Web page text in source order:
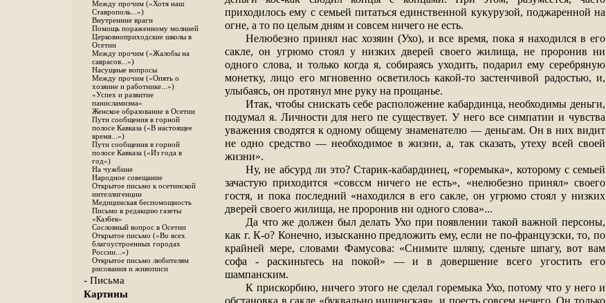
Между прочим («Хотя наш
Ставрополь...»)
Внутренние враги
Помощь пораженному молнией
Церковноприходские школы в
Осетии
Между прочим («Жалобы на
саврасов...»)
Насущные вопросы
Между прочим («Опять о
хозяине и работнике...»)
«Успех и развитие
панисламизма»
Женское образование в Осетии
Пути сообщения в горной
полосе Кавказа («В настоящее
время...»)
Пути сообщения в горной
полосе Кавказа («Из года в
год»)
На чужбине
Народное совещание
Открытое письмо к осетинской
интеллигенции
Медицинская беспомощность
Письмо в редакцию газеты
«Каз6ек»
Сословный вопрос в Осетии
Открытое письмо («Во всех
благоустроенных городах
России...»)
Открытое письмо любителям
рисования и живописи
- Письма
Картины
приходилось ему с семьей питаться единственной кукурузой, поджаренной на
огне, а то по целым дням и совсем ничего не есть.
Нелюбезно принял нас хозяин (Ухо), и все время, пока я находился в его
сакле, он угрюмо стоял у низких дверей своего жилища, не проронив ни
одного слова, и только когда я, собираясь уходить, подарил ему серебряную
монетку, лицо его мгновенно осветилось какой-то застенчивой радостью, и,
улыбаясь, он протянул мне руку на прощанье.
Итак, чтобы снискать себе расположение кабардинца, необходимы деньги,
подумал я. Личности для него пе существует. У него все симпатии и чувства
уважения сводятся к одному общему знаменателю — деньгам. Он в них видит
не одно средство — необходимое в жизни, а, так сказать, утеху всей своей
жизни».
Ну, не абсурд ли это? Старик-кабардинец, «горемыка», которому с семьей
зачастую приходится «совссм ничего не есть», «нелюбезно принял» своего
гостя, и пока последний «находился в его сакле, он угрюмо стоял у низких
дверей своего жилища, не проронив ни одного слова»...
Да что же должен был делать Ухо при появлении такой важной персоны,
как г. К-о? Конечно, изысканно предложить ему, если не по-французски, то, по
крайней мере, словами Фамусова: «Снимите шляпу, сденьте шпагу, вот вам
софа - раскиньтесь на покой» — и в довершение всего угостить его
шампанским.
К прискорбию, ничего этого не сделал горемыка Ухо, потому что у него и
обстановка в сакле «буквально нищенская», и поесть совсем нечего. Он только